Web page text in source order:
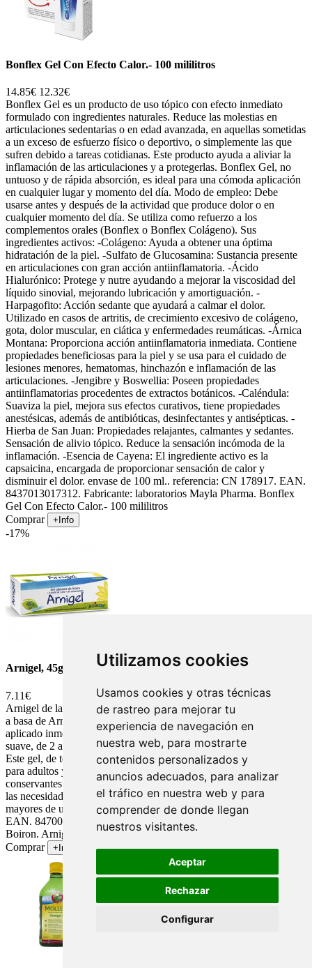
Utilizamos cookies
Usamos cookies y otras técnicas
de rastreo para mejorar tu
experiencia de navegación en
nuestra web, para mostrarte
contenidos personalizados y
anuncios adecuados, para analizar
el tráfico en nuestra web y para
comprender de donde llegan
nuestros visitantes.
Aceptar
Rechazar
Configurar
Bonflex Gel Con Efecto Calor.- 100 mililitros
14.85€ 12.32€
Bonflex Gel es un producto de uso tópico con efecto inmediato
formulado con ingredientes naturales. Reduce las molestias en
articulaciones sedentarias o en edad avanzada, en aquellas sometidas
a un exceso de esfuerzo físico o deportivo, o simplemente las que
sufren debido a tareas cotidianas. Este producto ayuda a aliviar la
inflamación de las articulaciones y a protegerlas. Bonflex Gel, no
untuoso y de rápida absorción, es ideal para una cómoda aplicación
en cualquier lugar y momento del día. Modo de empleo: Debe
usarse antes y después de la actividad que produce dolor o en
cualquier momento del día. Se utiliza como refuerzo a los
complementos orales (Bonflex o Bonflex Colágeno). Sus
ingredientes activos: -Colágeno: Ayuda a obtener una óptima
hidratación de la piel. -Sulfato de Glucosamina: Sustancia presente
en articulaciones con gran acción antiinflamatoria. -Ácido
Hialurónico: Protege y nutre ayudando a mejorar la viscosidad del
líquido sinovial, mejorando lubricación y amortiguación. -
Harpagofito: Acción sedante que ayudará a calmar el dolor.
Utilizado en casos de artritis, de crecimiento excesivo de colágeno,
gota, dolor muscular, en ciática y enfermedades reumáticas. -Árnica
Montana: Proporciona acción antiinflamatoria inmediata. Contiene
propiedades beneficiosas para la piel y se usa para el cuidado de
lesiones menores, hematomas, hinchazón e inflamación de las
articulaciones. -Jengibre y Boswellia: Poseen propiedades
antiinflamatorias procedentes de extractos botánicos. -Caléndula:
Suaviza la piel, mejora sus efectos curativos, tiene propiedades
anestésicas, además de antibióticas, desinfectantes y antisépticas. -
Hierba de San Juan: Propiedades relajantes, calmantes y sedantes.
Sensación de alivio tópico. Reduce la sensación incómoda de la
inflamación. -Esencia de Cayena: El ingrediente activo es la
capsaicina, encargada de proporcionar sensación de calor y
disminuir el dolor. envase de 100 ml.. referencia: CN 178917. EAN.
8437013017312. Fabricante: laboratorios Mayla Pharma. Bonflex
Gel Con Efecto Calor.- 100 mililitros
Comprar
+Info
-17%
Arnigel, 45gr.
7.11€
Arnigel de laboratorios Boiron es un gel de uso frecuente, elaborado
a basa de Arnica Montana que proporciona un efecto calmante
aplicado inmediatamente sobre la zona afectada mediante un masaje
suave, de 2 a 3 veces al día, hasta conseguir la absorción completa.
Este gel, de textura no grasa, penetra rápidamente en la piel; es apto
para adultos y niños a partir de un año. Gel no graso sin
conservantes ideal para el uso tanto de deportistas como para cubrir
las necesidades de toda la familia, utilizado incluso en niños
mayores de un año. Sin conservantes y parabenos. Referencia:
EAN. 8470002395749.Envase: 45gr.Fabricante: Laboratorios
Boiron. Arnigel, 45gr.
Comprar
+Info